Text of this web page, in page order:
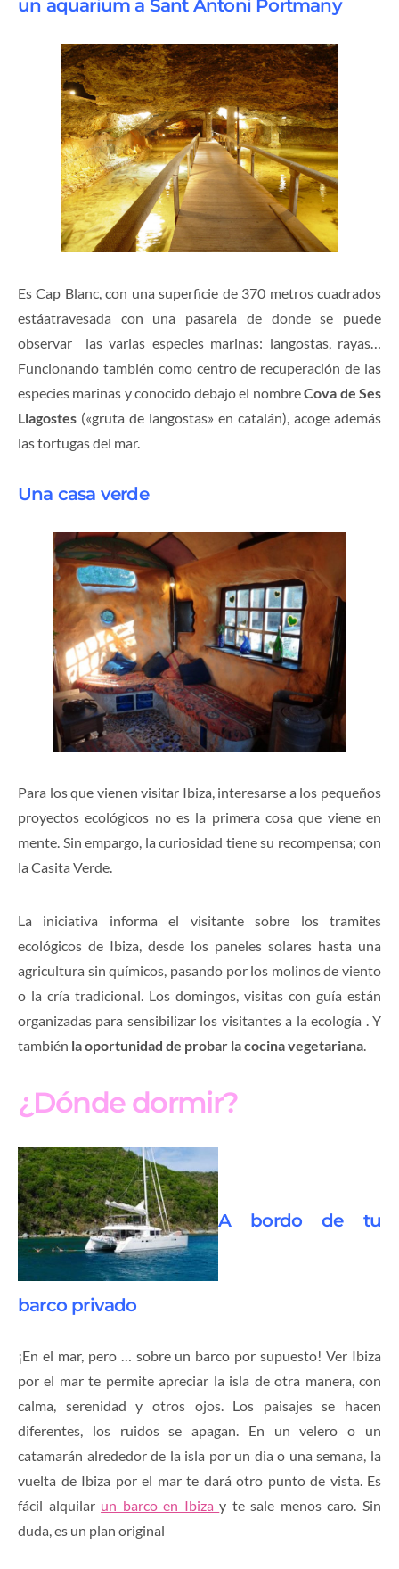
un aquarium a Sant Antoni Portmany
Es Cap Blanc, con una superficie de 370 metros cuadrados
estáatravesada con una pasarela de donde se puede
observar las varias especies marinas: langostas, rayas…
Funcionando también como centro de recuperación de las
especies marinas y conocido debajo el nombreCova de Ses
Llagostes («gruta de langostas» en catalán), acoge además
las tortugas del mar.
Una casa verde
Para los que vienen visitar Ibiza, interesarse a los pequeños
proyectos ecológicos no es la primera cosa que viene en
mente. Sin empargo, la curiosidad tiene su recompensa; con
la Casita Verde.
La iniciativa informa el visitante sobre los tramites
ecológicos de Ibiza, desde los paneles solares hasta una
agricultura sin químicos, pasando por los molinos de viento
o la cría tradicional. Los domingos, visitas con guía están
organizadas para sensibilizar los visitantes a la ecología . Y
también la oportunidad de probar la cocina vegetariana
¿Dónde dormir?
A bordo de tu
barco privado
¡En el mar, pero … sobre un barco por supuesto! Ver Ibiza
por el mar te permite apreciar la isla de otra manera, con
calma, serenidad y otros ojos. Los paisajes se hacen
diferentes, los ruidos se apagan. En un velero o un
catamarán alrededor de la isla por un dia o una semana, la
vuelta de Ibiza por el mar te dará otro punto de vista. Es
fácil alquilar un barco en Ibizay te sale menos caro. Sin
duda, es un plan original